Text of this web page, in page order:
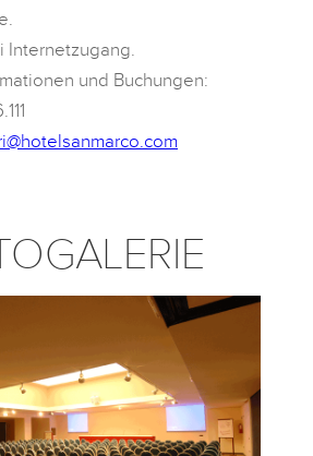
Internetzugang.
und Buchungen: